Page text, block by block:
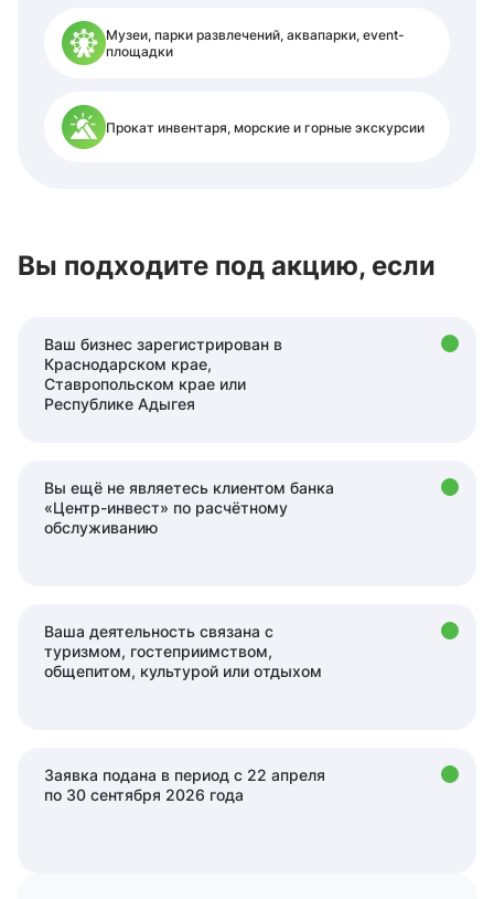
Музеи, парки развлечений, аквапарки, event-
площадки
Прокат инвентаря, морские и горные экскурсии
Вы подходите под акцию, если
Ваш бизнес зарегистрирован в
Краснодарском крае,
Ставропольском крае или
Республике Адыгея
Вы ещё не являетесь клиентом банка
«Центр-инвест» по расчётному
обслуживанию
Ваша деятельность связана с
туризмом, гостеприимством,
общепитом, культурой или отдыхом
Заявка подана в период с 22 апреля
по 30 сентября 2026 года